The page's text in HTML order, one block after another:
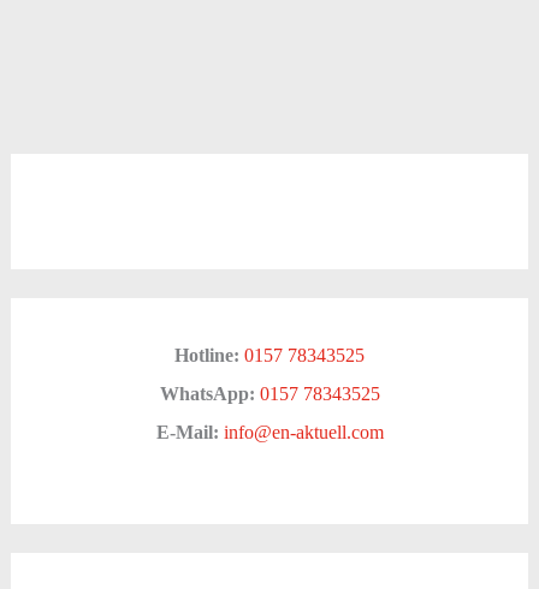
Hotline: 0157 78343525
WhatsApp: 0157 78343525
E-Mail: info@en-aktuell.com